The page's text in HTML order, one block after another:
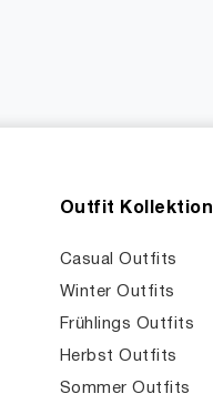
Outfit Kollektion
Casual Outfits
Winter Outfits
Frühlings Outfits
Herbst Outfits
Sommer Outfits